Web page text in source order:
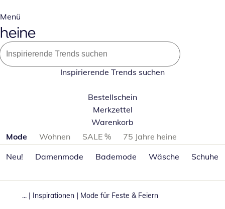
Menü
Inspirierende Trends suchen
Bestellschein
Merkzettel
Warenkorb
Produktkategorien überspringen
Mode Wohnen SALE %
75 Jahre heine
Neu!
Damenmode Bademode Wäsche Schuhe
... | Inspirationen | Mode für Feste & Feiern